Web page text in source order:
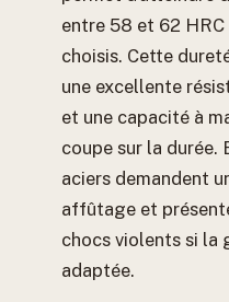
entre 58 et 62
choisis. Cette
une excellente
et une capacité à
coupe sur la durée.
aciers demandent
affûtage et
chocs violents si la
adaptée.